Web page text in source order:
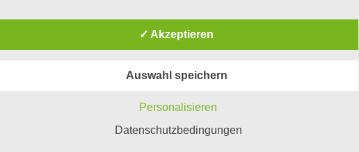
Verarbeitung ist jeder mit oder ohne Hilfe automatisierter Verfahren
Organisation, das Ordnen, die Speicherung, die Anpassung oder
Veränderung, das Auslesen, das Abfragen, die Verwendung, die
Bereitstellung, den Abgleich oder die Verknüpfung, die Einschränkung, das
✓ Akzeptieren
Auswahl speichern
Personalisieren
Datenschutzbedingungen